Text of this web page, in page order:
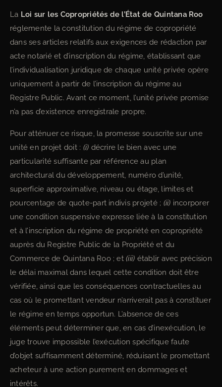
La Loi sur les Copropriétés de l’État de Quintana Roo
réglemente la constitution du régime de copropriété
dans ses articles relatifs aux exigences de rédaction par
acte notarié et d’inscription du régime, établissant que
l’individualisation juridique de chaque unité privée opère
uniquement à partir de l’inscription du régime au
Registre Public. Avant ce moment, l’unité privée promise
n’a pas d’existence enregistrale propre.
Pour atténuer ce risque, la promesse souscrite sur une
unité en projet doit : (i) décrire le bien avec une
particularité suffisante par référence au plan
architectural du développement, numéro d’unité,
superficie approximative, niveau ou étage, limites et
pourcentage de quote-part indivis projeté ; (ii) incorporer
une condition suspensive expresse liée à la constitution
et à l’inscription du régime de propriété en copropriété
auprès du Registre Public de la Propriété et du
Commerce de Quintana Roo ; et(iii) établir avec précision
le délai maximal dans lequel cette condition doit être
vérifiée, ainsi que les conséquences contractuelles au
cas où le promettant vendeur n’arriverait pas à constituer
le régime en temps opportun. L’absence de ces
éléments peut déterminer que, en cas d’inexécution, le
juge trouve impossible l’exécution spécifique faute
d’objet suffisamment déterminé, réduisant le promettant
acheteur à une action purement en dommages et
intérêts.